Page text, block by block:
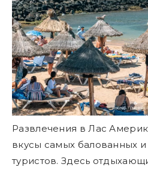
Развлечения в Лас
вкусы самых балованных
туристов. Здесь